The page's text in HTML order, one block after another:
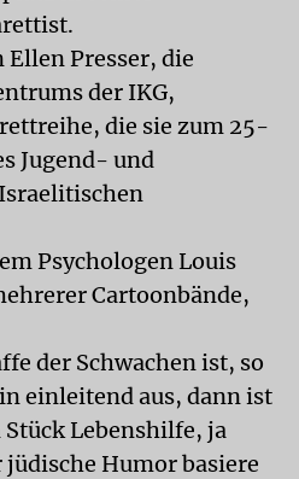
Presser, die
der IKG,
die sie zum 25-
Jugend- und
Psychologen Louis
Cartoonbände,
der Schwachen ist, so
einleitend aus, dann ist
Lebenshilfe, ja
Humor basiere